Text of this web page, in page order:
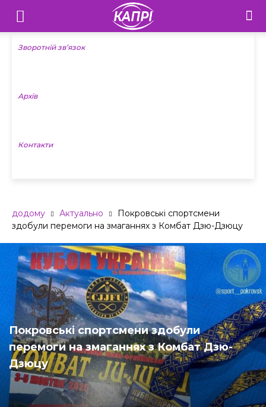
Телебачення
«Капрі»
Новини
Зворотній зв’язок
Архів
Контакти
додому Актуально
Покровські спортсмени
здобули перемоги на змаганнях з Комбат Дзю-Дзюцу
Покровські спортсмени здобули
перемоги на змаганнях з Комбат Дзю-
Дзюцу